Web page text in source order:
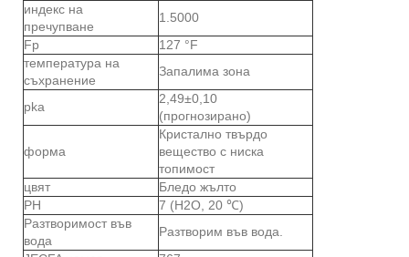
индекс на
пречупване
1.5000
Fp
127 °F
температура на
съхранение
Запалима зона
pka
2,49±0,10
(прогнозирано)
форма
Кристално твърдо
вещество с ниска
топимост
цвят
Бледо жълто
PH
7 (H2O, 20 ℃)
Разтворимост във
вода
Разтворим във вода.